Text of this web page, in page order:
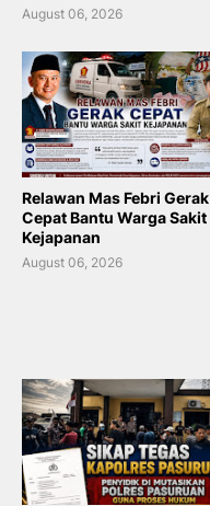
August 06, 2026
Relawan Mas Febri Gerak
Cepat Bantu Warga Sakit
Kejapanan
August 06, 2026